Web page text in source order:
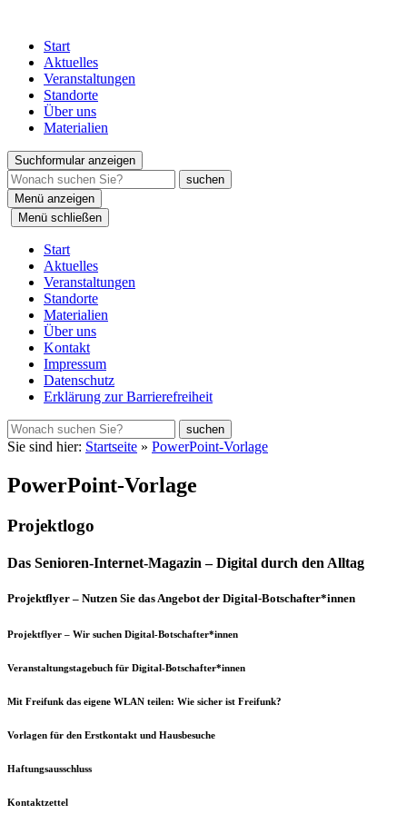
Start
Aktuelles
Veranstaltungen
Standorte
Über uns
Materialien
Suchformular anzeigen
Menü anzeigen
Menü schließen
Start
Aktuelles
Veranstaltungen
Standorte
Materialien
Über uns
Kontakt
Impressum
Datenschutz
Erklärung zur Barrierefreiheit
Sie sind hier: Startseite » PowerPoint-Vorlage
PowerPoint-Vorlage
Projektlogo
Das Senioren-Internet-Magazin – Digital durch den Alltag
Projektflyer – Nutzen Sie das Angebot der Digital-Botschafter*innen
Projektflyer – Wir suchen Digital-Botschafter*innen
Veranstaltungstagebuch für Digital-Botschafter*innen
Mit Freifunk das eigene WLAN teilen: Wie sicher ist Freifunk?
Vorlagen für den Erstkontakt und Hausbesuche
Haftungsausschluss
Kontaktzettel